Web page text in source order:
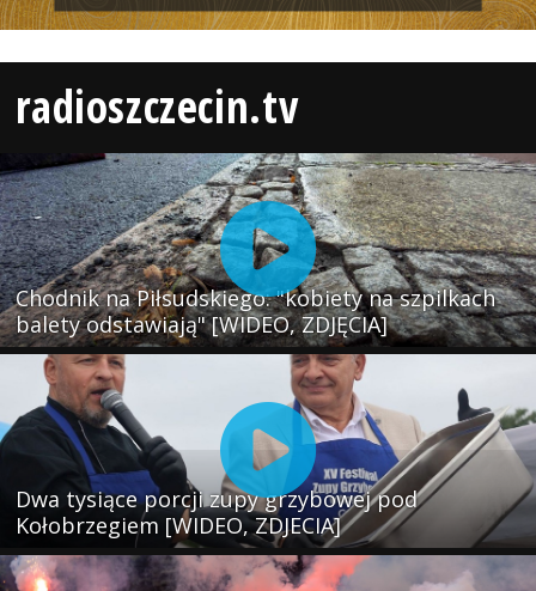
radioszczecin.tv
Chodnik na Piłsudskiego: "kobiety na szpilkach
balety odstawiają" [WIDEO, ZDJĘCIA]
Dwa tysiące porcji zupy grzybowej pod
Kołobrzegiem [WIDEO, ZDJECIA]